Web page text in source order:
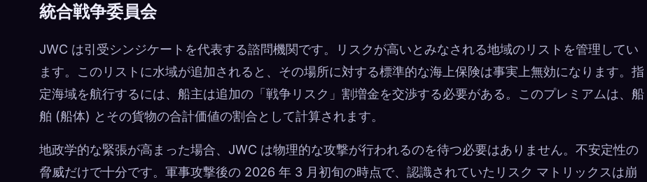
統合戦争委員会
JWC は引受シンジケートを代表する諮問機関です。リスクが高いとみなされる地域のリストを管理してい
ます。このリストに水域が追加されると、その場所に対する標準的な海上保険は事実上無効になります。指
定海域を航行するには、船主は追加の「戦争リスク」割増金を交渉する必要がある。このプレミアムは、船
舶 (船体) とその貨物の合計価値の割合として計算されます。
地政学的な緊張が高まった場合、JWC は物理的な攻撃が行われるのを待つ必要はありません。不安定性の
脅威だけで十分です。軍事攻撃後の 2026 年 3 月初旬の時点で、認識されていたリスク マトリックスは崩